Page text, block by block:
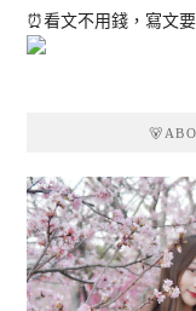
⏰看文不用錢，寫文